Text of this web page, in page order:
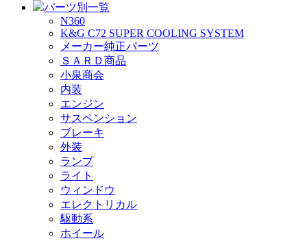
パーツ別一覧
N360
K&G C72 SUPER COOLING SYSTEM
メーカー純正パーツ
ＳＡＲＤ商品
小泉商会
内装
エンジン
サスペンション
ブレーキ
外装
ランプ
ライト
ウィンドウ
エレクトリカル
駆動系
ホイール